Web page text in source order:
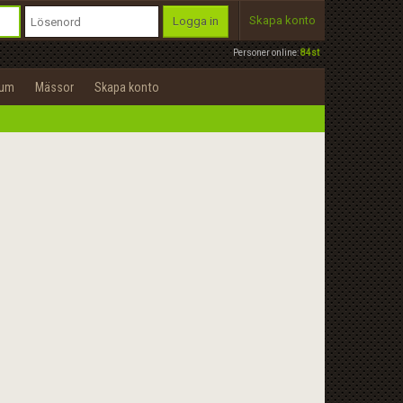
Personer online:84st
Logga in Skapa konto
Mässor Skapa konto